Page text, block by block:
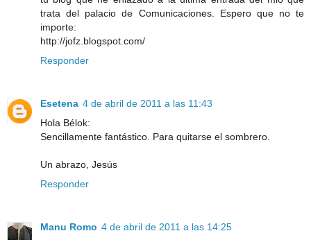
trata del palacio de Comunicaciones. Espero que no te
importe:
http://jofz.blogspot.com/
Responder
Esetena 4 de abril de 2011 a las 11:43
Hola Bélok:
Sencillamente fantástico. Para quitarse el sombrero.
Un abrazo, Jesús
Responder
Manu Romo 4 de abril de 2011 a las 14:25